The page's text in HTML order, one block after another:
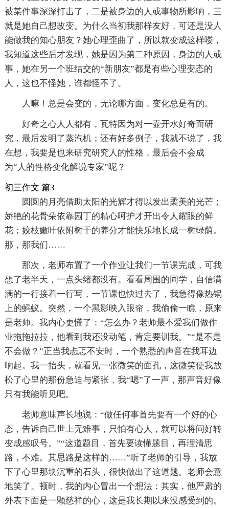
被某件事深深打击了，二是被身边的人或事物所影响，三
就是她自己想改变。为什么当初我那样友好，可还是没人
能做我的知心朋友？她心理歪曲了，所以就变成这样喽，
我知道这些后才发现，她是因为第二种原因，身边的人或
事，她在另一个班结交的“新朋友”都是有些心理变态的
人，这也不怪她，谁都怪不了。
人嘛！总是会变的，无论哪方面，变化总是有的。
好奇之心人人都有，瓦特因为对一壶开水好奇而研
究，最后发明了蒸汽机；还有好多例子，我就不说了，我
在想，我要是也来研究研究人的性格，最后会不会成
为“人的性格变化解说专家”呢？
初三作文 篇3
圆圆的月亮借助太阳的光辉才得以发出柔美的光芒；
娇艳的花骨朵依靠园丁的精心呵护才开出令人耀眼的鲜
花；姣枝嫩叶依附树干的养分才能快乐地长成一树绿荫。
那，那我们……
那次，老师布置了一个作业让我们一节课完成，可我
想了老半天，一点头绪都没有。看看周围的同学，自信满
满的一行接着一行写，一节课也快过去了，我急得像热锅
上的蚂蚁。突然，一个黑影映入眼帘，我偷偷一瞧，原来
是老师。我内心更慌了：“怎么办？老师最不爱我们做作
业拖拖拉拉，他看到我还没动笔，肯定要训我。”“是不是
不会做？”正当我忐忑不安时，一个熟悉的声音在我耳边
响起。我一抬头，就看见一张微笑的面孔，这微笑使我放
松了心里的那份急迫与紧张，我“嗯”了一声，那声音好像
只有我能听见吧。
老师意味声长地说：“做任何事首先要有一个好的心
态，告诉自己世上无难事，只怕有心人，就可以将问好转
变成感叹号。”“这道题目，首先要读懂题目，再理清思
路，不难。其思路是这样的……”听了老师的引导，我放
下了心里那块沉重的石头，很快做出了这道题。老师会意
地笑了。顿时，我的内心冒出一个想法：其实，他严肃的
外表下面是一颗慈祥的心，这是我长期以来没感受到的。